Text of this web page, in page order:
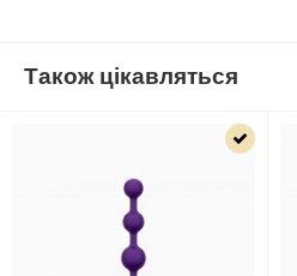
Також цікавляться